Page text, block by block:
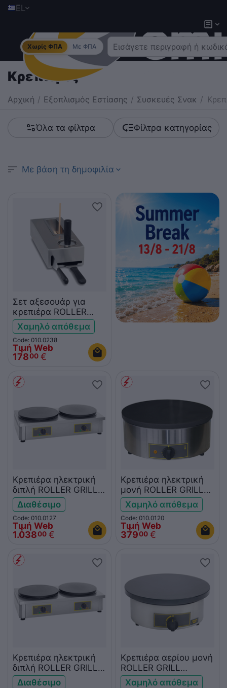
EL
Χωρίς ΦΠΑ Με ΦΠΑ
Κρεπιέρες
Αρχική / Εξοπλισμός Εστίασης / Συσκευές Σνακ /
Όλα τα φίλτρα Φίλτρα κατηγορίας
Με βάση τη δημοφιλία
Σετ αξεσουάρ για
κρεπιέρα ROLLER
GRILL CK3
Χαμηλό απόθεμα
Code: 010.0238
Τιμή Web
17800 €
Κρεπιέρα ηλεκτρική
διπλή ROLLER GRILL
CDE400
Διαθέσιμο
Code: 010.0127
Τιμή Web
1.03800 €
Κρεπιέρα ηλεκτρική
μονή ROLLER GRILL
CFE400
Χαμηλό απόθεμα
Code: 010.0120
Τιμή Web
37900 €
Κρεπιέρα ηλεκτρική
διπλή ROLLER GRILL
CDE350
Διαθέσιμο
Κρεπιέρα αερίου μονή
ROLLER GRILL
CFG400
Χαμηλό απόθεμα